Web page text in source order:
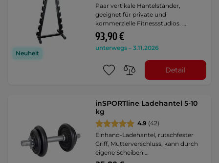
Neuheit
Paar vertikale Hantelständer,
geeignet für private und
kommerzielle Fitnessstudios. …
93,90 €
unterwegs – 3.11.2026
Detail
inSPORTline Ladehantel 5-10
kg
4.9 (42)
Einhand-Ladehantel, rutschfester
Griff, Mutterverschluss, kann durch
eigene Scheiben …